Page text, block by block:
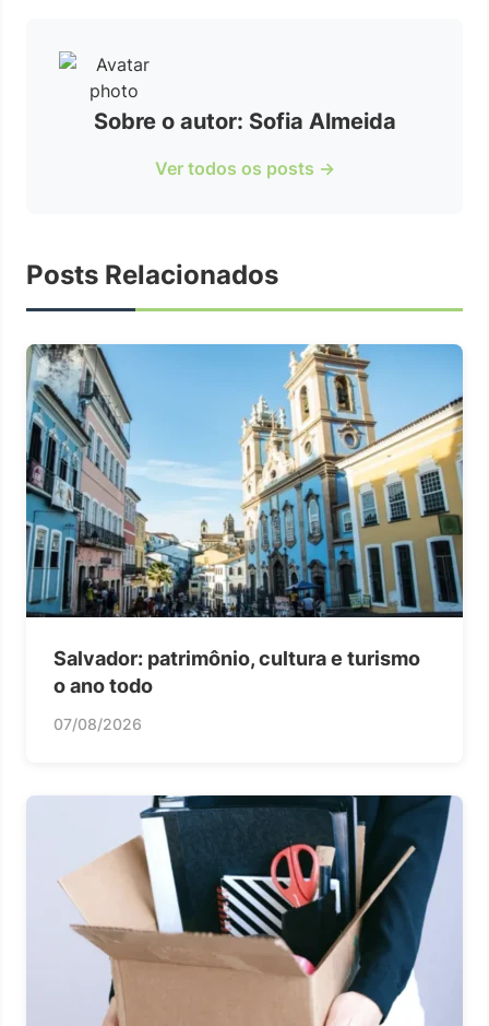
Sobre o autor: Sofia Almeida
Ver todos os posts →
Posts Relacionados
Salvador: patrimônio, cultura e turismo
o ano todo
07/08/2026